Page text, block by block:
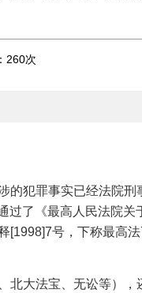
260次
的犯罪事实已经法院刑
过了《最高人民法院关
[1998]7号，下称最高法
北大法宝、无讼等），